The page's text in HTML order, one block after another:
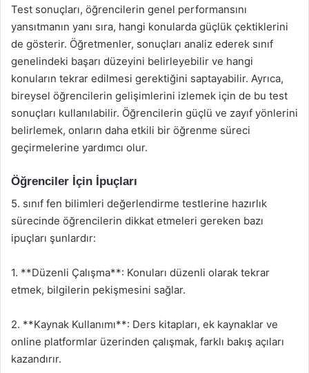
Test sonuçları, öğrencilerin genel performansını
yansıtmanın yanı sıra, hangi konularda güçlük çektiklerini
de gösterir. Öğretmenler, sonuçları analiz ederek sınıf
genelindeki başarı düzeyini belirleyebilir ve hangi
konuların tekrar edilmesi gerektiğini saptayabilir. Ayrıca,
bireysel öğrencilerin gelişimlerini izlemek için de bu test
sonuçları kullanılabilir. Öğrencilerin güçlü ve zayıf yönlerini
belirlemek, onların daha etkili bir öğrenme süreci
geçirmelerine yardımcı olur.
Öğrenciler İçin İpuçları
5. sınıf fen bilimleri değerlendirme testlerine hazırlık
sürecinde öğrencilerin dikkat etmeleri gereken bazı
ipuçları şunlardır:
1. **Düzenli Çalışma**: Konuları düzenli olarak tekrar
etmek, bilgilerin pekişmesini sağlar.
2. **Kaynak Kullanımı**: Ders kitapları, ek kaynaklar ve
online platformlar üzerinden çalışmak, farklı bakış açıları
kazandırır.